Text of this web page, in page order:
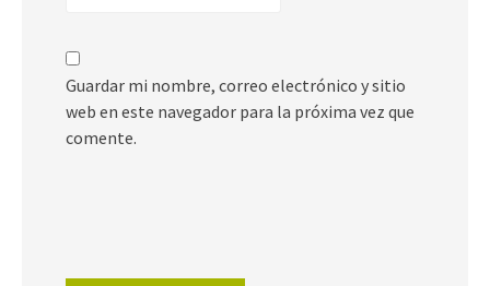
Guardar mi nombre, correo electrónico y sitio
web en este navegador para la próxima vez que
comente.